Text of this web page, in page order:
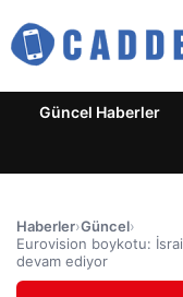
Güncel Haberler
Haberler›Güncel›
Eurovision boykotu:
devam ediyor